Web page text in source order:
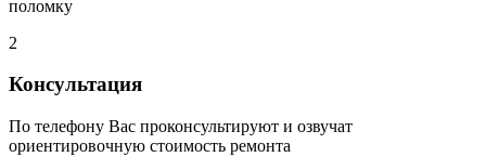
поломку
2
Консультация
По телефону Вас проконсультируют и озвучат
ориентировочную стоимость ремонта